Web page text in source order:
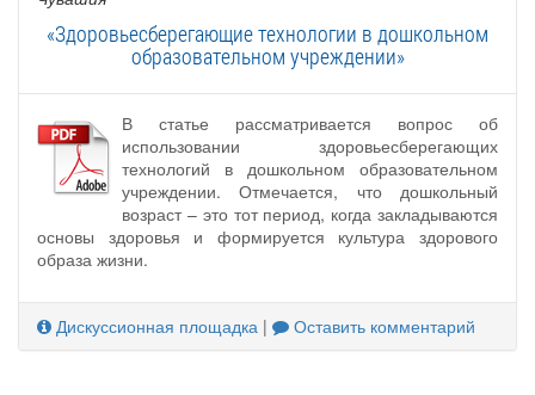
«Здоровьесберегающие технологии в дошкольном
образовательном учреждении»
В статье рассматривается вопрос об
использовании здоровьесберегающих
технологий в дошкольном образовательном
учреждении. Отмечается, что дошкольный
возраст – это тот период, когда закладываются
основы здоровья и формируется культура здорового
образа жизни.
Дискуссионная площадка | Оставить комментарий